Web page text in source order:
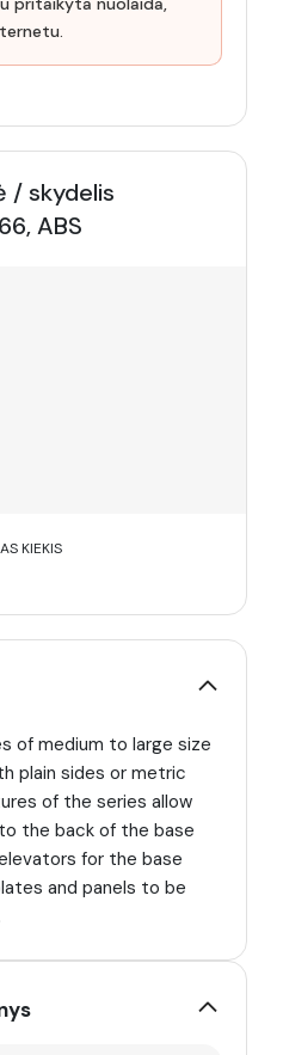
/ skydelis
ABS
KIEKIS
of medium to large size
plain sides or metric
of the series allow
the back of the base
for the base
and panels to be